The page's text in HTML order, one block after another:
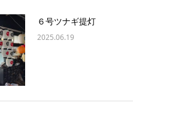
６号ツナギ提灯
2025.06.19